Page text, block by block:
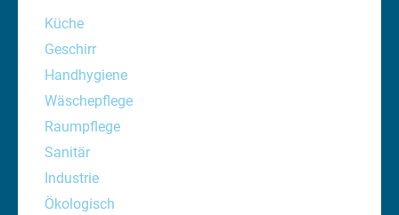
Küche
Geschirr
Handhygiene
Wäschepflege
Raumpflege
Sanitär
Industrie
Ökologisch